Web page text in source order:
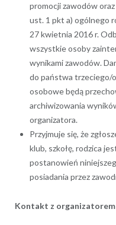
promocji zawodów
ust. 1 pkt a) ogólnego
27 kwietnia 2016 r.
wszystkie osoby
wynikami zawodów.
do państwa trzeciego/
osobowe będą
archiwizowania
organizatora.
Przyjmuje się, że
klub, szkołę, rodzica
postanowień
posiadania przez
Kontakt z